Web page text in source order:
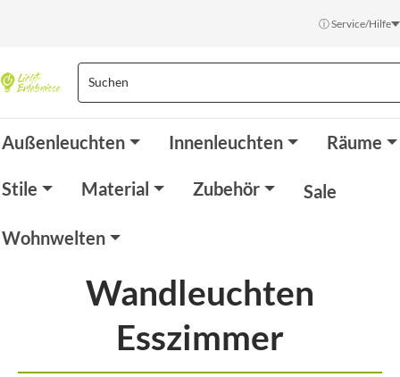
ⓘ Service/Hilfe
Außenleuchten Innenleuchten Räume
Stile Material Zubehör Sale
Wohnwelten
Wandleuchten
Esszimmer